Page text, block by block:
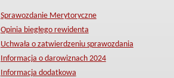
Sprawozdanie Merytoryczne
Opinia biegłego rewidenta
Uchwała o zatwierdzeniu sprawozdania
Informacja o darowiznach 2024
Informacja dodatkowa